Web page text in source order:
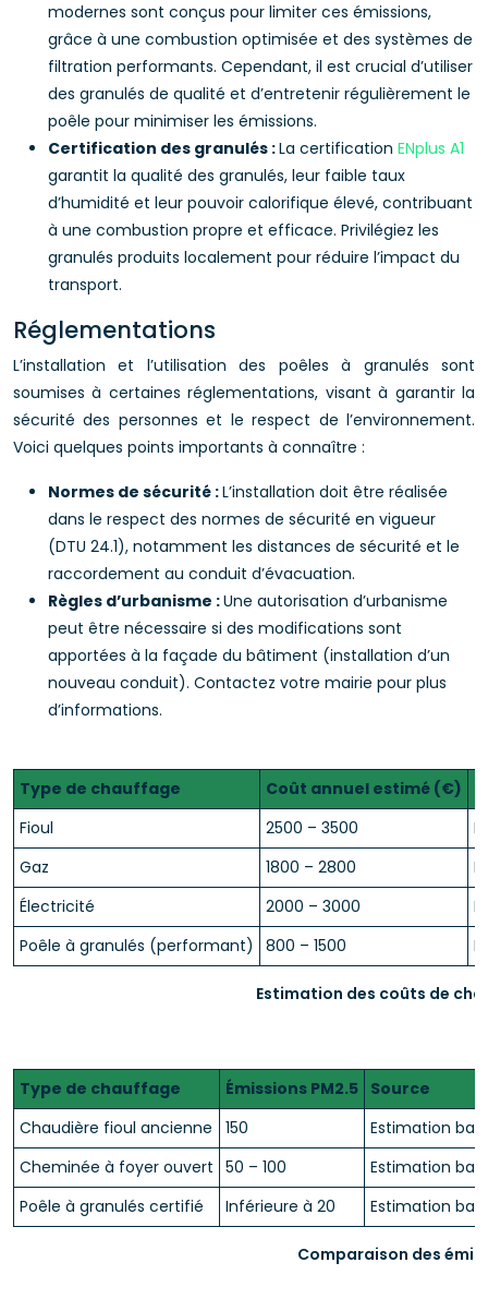
modernes sont conçus pour limiter ces émissions,
grâce à une combustion optimisée et des systèmes de
filtration performants. Cependant, il est crucial d’utiliser
des granulés de qualité et d’entretenir régulièrement le
poêle pour minimiser les émissions.
Certification des granulés :La certification ENplus A1
garantit la qualité des granulés, leur faible taux
d’humidité et leur pouvoir calorifique élevé, contribuant
à une combustion propre et efficace. Privilégiez les
granulés produits localement pour réduire l’impact du
transport.
Réglementations
L’installation et l’utilisation des poêles à granulés sont
soumises à certaines réglementations, visant à garantir la
sécurité des personnes et le respect de l’environnement.
Voici quelques points importants à connaître :
Normes de sécurité :L’installation doit être réalisée
dans le respect des normes de sécurité en vigueur
(DTU 24.1), notamment les distances de sécurité et le
raccordement au conduit d’évacuation.
Règles d’urbanisme :Une autorisation d’urbanisme
peut être nécessaire si des modifications sont
apportées à la façade du bâtiment (installation d’un
nouveau conduit). Contactez votre mairie pour plus
d’informations.
Estimation des coûts de
Type de chauffage Coût annuel estimé (€)
Fioul
2500 – 3500
Gaz
1800 – 2800
Électricité
2000 – 3000
Poêle à granulés (performant)
800 – 1500
Comparaison des
Type de chauffage Émissions PM2.5 Source
Chaudière fioul ancienne
150
Estimation
Cheminée à foyer ouvert 50 – 100
Estimation
Poêle à granulés certifié
Inférieure à 20 Estimation